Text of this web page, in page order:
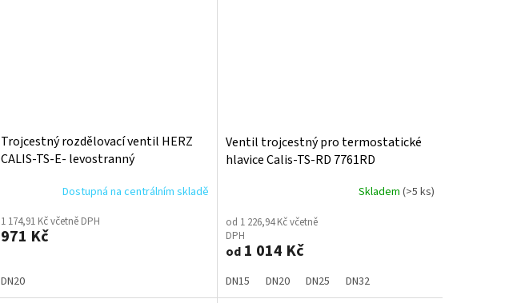
Trojcestný rozdělovací ventil HERZ
CALIS-TS-E- levostranný
Dostupná na centrálním skladě
1 174,91 Kč včetně DPH
971 Kč
DN20
Ventil trojcestný pro termostatické
hlavice Calis-TS-RD 7761RD
Skladem (>5 ks)
od 1 226,94 Kč včetně
DPH
od1 014 Kč
DN15 DN20 DN25 DN32